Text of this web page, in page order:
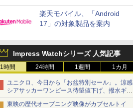
楽天モバイル、「Android
17」の対象製品を案内
Impress Watchシリーズ 人気記事
1時間 24時間 1週間 1カ月
ユニクロ、今日から「お盆特別セール」。涼感
シアサッカーワンピース待望値下げ、撥水ギア
ショーツは1990円に
東映の歴代オープニング映像がカプセルトイ